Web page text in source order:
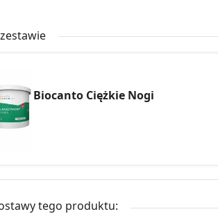
Biocanto Ciężkie Nogi
tego produktu: